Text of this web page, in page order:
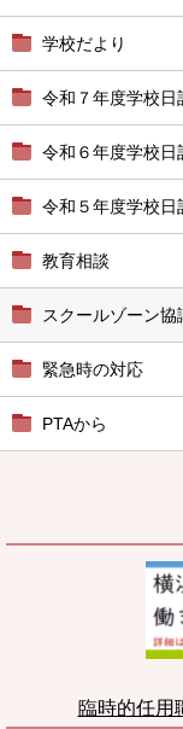
学校だより
令和７年度学校日
令和６年度学校日
令和５年度学校日
教育相談
スクールゾーン協
緊急時の対応
PTAから
臨時的任用